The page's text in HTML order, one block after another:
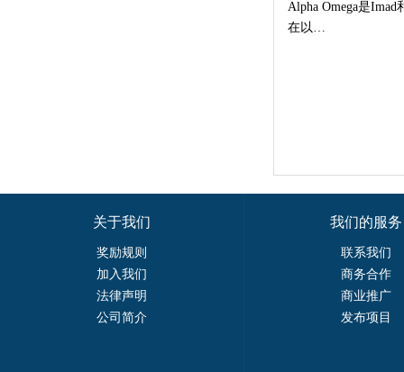
Alpha Omega是Imad
在以…
关于我们
奖励规则
加入我们
法律声明
公司简介
我们的服务
联系我们
商务合作
商业推广
发布项目